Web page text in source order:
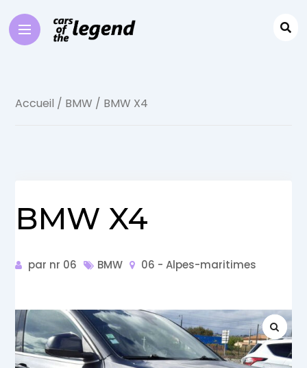
Accueil / BMW / BMW X4
BMW X4
par nr 06 BMW 06 - Alpes-maritimes